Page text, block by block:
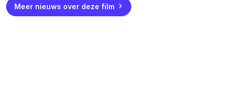
Meer nieuws over deze film